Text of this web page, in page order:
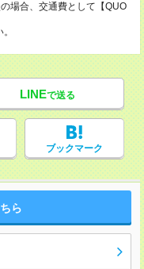
場合、交通費として【QUO
LINEで送る
ブックマーク
ら